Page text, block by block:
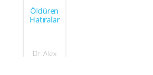
Öldüren
Hatıralar
Dr. Alex